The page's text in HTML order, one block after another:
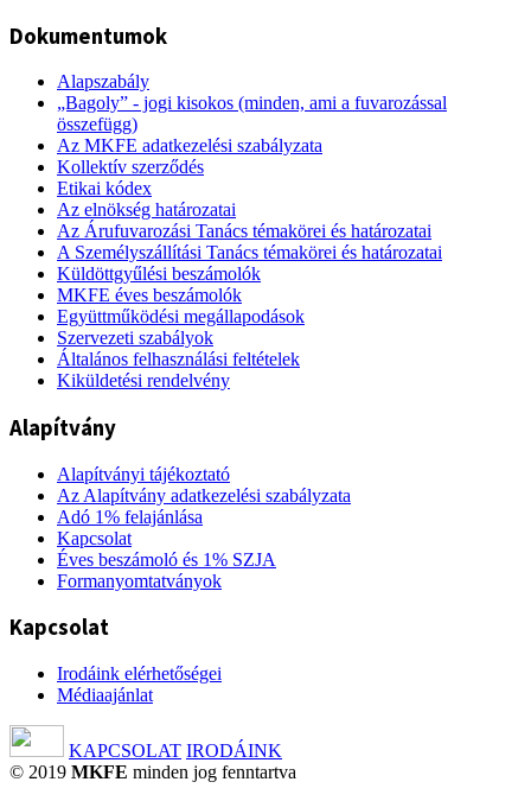
Dokumentumok
Alapszabály
„Bagoly” - jogi kisokos (minden, ami a fuvarozással
összefügg)
Az MKFE adatkezelési szabályzata
Kollektív szerződés
Etikai kódex
Az elnökség határozatai
Az Árufuvarozási Tanács témakörei és határozatai
A Személyszállítási Tanács témakörei és határozatai
Küldöttgyűlési beszámolók
MKFE éves beszámolók
Együttműködési megállapodások
Szervezeti szabályok
Általános felhasználási feltételek
Kiküldetési rendelvény
Alapítvány
Alapítványi tájékoztató
Az Alapítvány adatkezelési szabályzata
Adó 1% felajánlása
Kapcsolat
Éves beszámoló és 1% SZJA
Formanyomtatványok
Kapcsolat
Irodáink elérhetőségei
Médiaajánlat
KAPCSOLAT IRODÁINK
© 2019 MKFE minden jog fenntartva